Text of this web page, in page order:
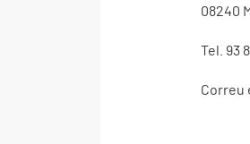
08240
Tel. 93
Correu